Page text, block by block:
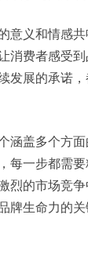
意义和情感
消费者感受
发展的承诺
涵盖多个方
一步都需
烈的市场竞
牌生命力的关